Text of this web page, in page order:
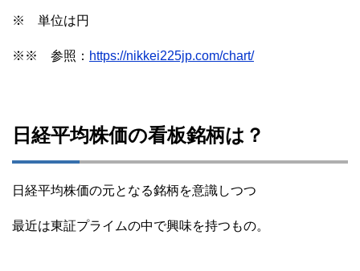
※ 単位は円
※※ 参照： https://nikkei225jp.com/chart/
日経平均株価の看板銘柄は？
日経平均株価の元となる銘柄を意識しつつ
最近は東証プライムの中で興味を持つもの。